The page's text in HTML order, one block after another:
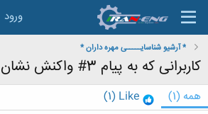
ورود
* آرشیو شناسایـــــی مهره داران *
کاربرانی که به پیام 3# واکنش نشان داده اند
همه (1)
Like
(1)